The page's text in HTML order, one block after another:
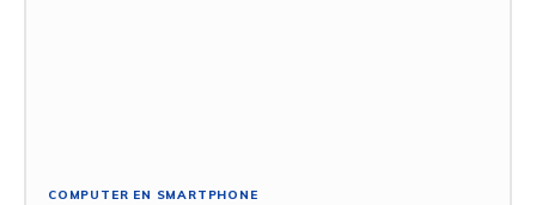
COMPUTER EN SMARTPHONE